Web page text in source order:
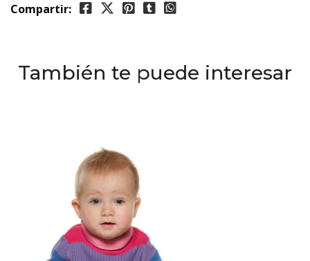
Compartir:
También te puede interesar